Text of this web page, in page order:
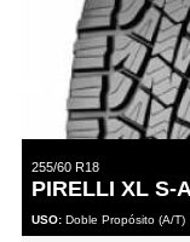
255/60 R18
PIRELLI XL S-
USO: Doble Propósito (A/T)